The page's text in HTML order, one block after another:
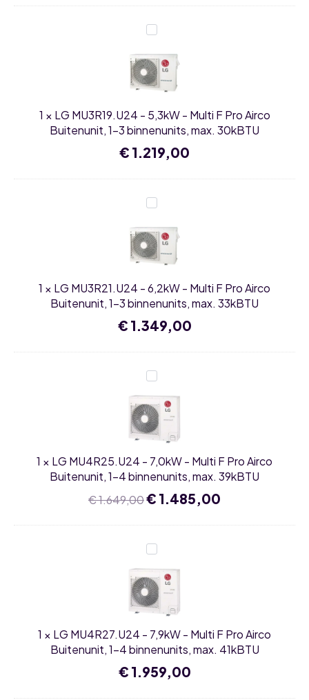
24kBTU
was:
€ 1.149,00.
is:
LG
MU3R19.U24
-
5,3kW
-
Multi
Airco
Buitenunit,
1-
3
binnenunits,
30kBTU
1 × LG MU3R19.U24 - 5,3kW - Multi F Pro Airco
Buitenunit, 1-3 binnenunits, max. 30kBTU
€ 1.219,00
LG
MU3R21.U24
-
6,2kW
-
Multi
Airco
Buitenunit,
1-
3
binnenunits,
33kBTU
1 × LG MU3R21.U24 - 6,2kW - Multi F Pro Airco
Buitenunit, 1-3 binnenunits, max. 33kBTU
€ 1.349,00
LG
MU4R25.U24
-
7,0kW
-
Multi
F
Airco
Buitenunit,
1-
4
binnenunits,
39kBTU
1 × LG MU4R25.U24 - 7,0kW - Multi F Pro Airco
Buitenunit, 1-4 binnenunits, max. 39kBTU
€1.649,00Oorspronkelijke
was:
€ 1.649,00.
€ 1.485,00
is:
LG
MU4R27.U24
-
7,9kW
-
Multi
F
Airco
Buitenunit,
1-
4
binnenunits,
1 × LG MU4R27.U24 - 7,9kW - Multi F Pro Airco
Buitenunit, 1-4 binnenunits, max. 41kBTU
€ 1.959,00